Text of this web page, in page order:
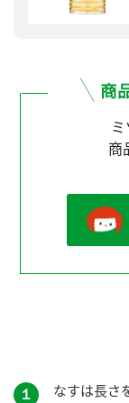
商
１
なすは長さ